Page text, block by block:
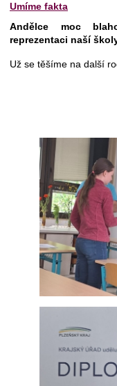
Umíme fakta
Andělce moc
reprezentaci naší
Už se těšíme na další